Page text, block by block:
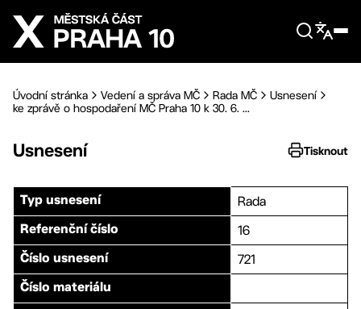
Přejít na hlavní obsah
Úvodní stránka Vedení a správa MČ Rada MČ
Usnesení
ke zprávě o hospodaření MČ Praha 10 k 30. 6. ...
Usnesení Tisknout
Typ usnesení Rada
Referenční číslo 16
Číslo usnesení 721
Číslo materiálu